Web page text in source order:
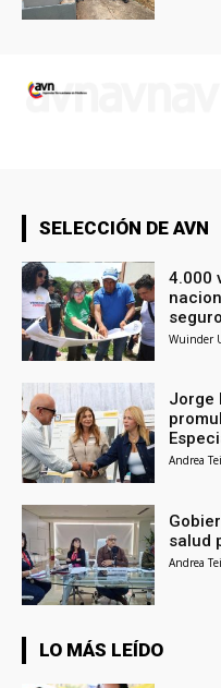
SELECCIÓN DE AVN
4.000
Wuinder
Jorge
Andrea
salud
Andrea
LO MÁS LEÍDO